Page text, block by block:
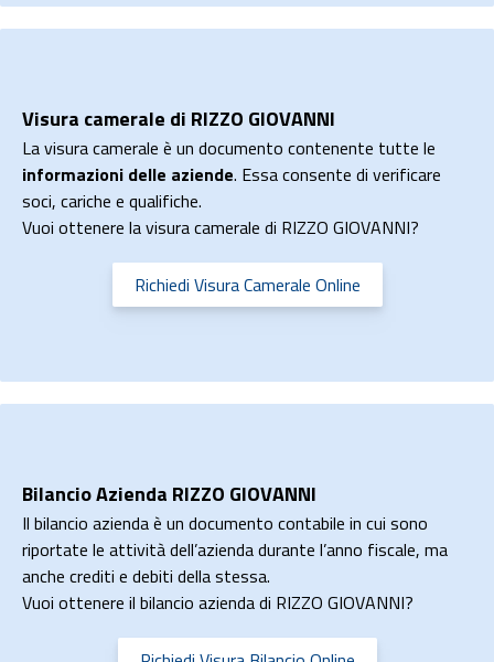
Visura camerale di RIZZO GIOVANNI
La visura camerale è un documento contenente tutte le
informazioni delle aziende. Essa consente di verificare
soci, cariche e qualifiche.
Vuoi ottenere la visura camerale di RIZZO GIOVANNI?
Richiedi Visura Camerale Online
Bilancio Azienda RIZZO GIOVANNI
Il bilancio azienda è un documento contabile in cui sono
riportate le attività dell’azienda durante l’anno fiscale, ma
anche crediti e debiti della stessa.
Vuoi ottenere il bilancio azienda di RIZZO GIOVANNI?